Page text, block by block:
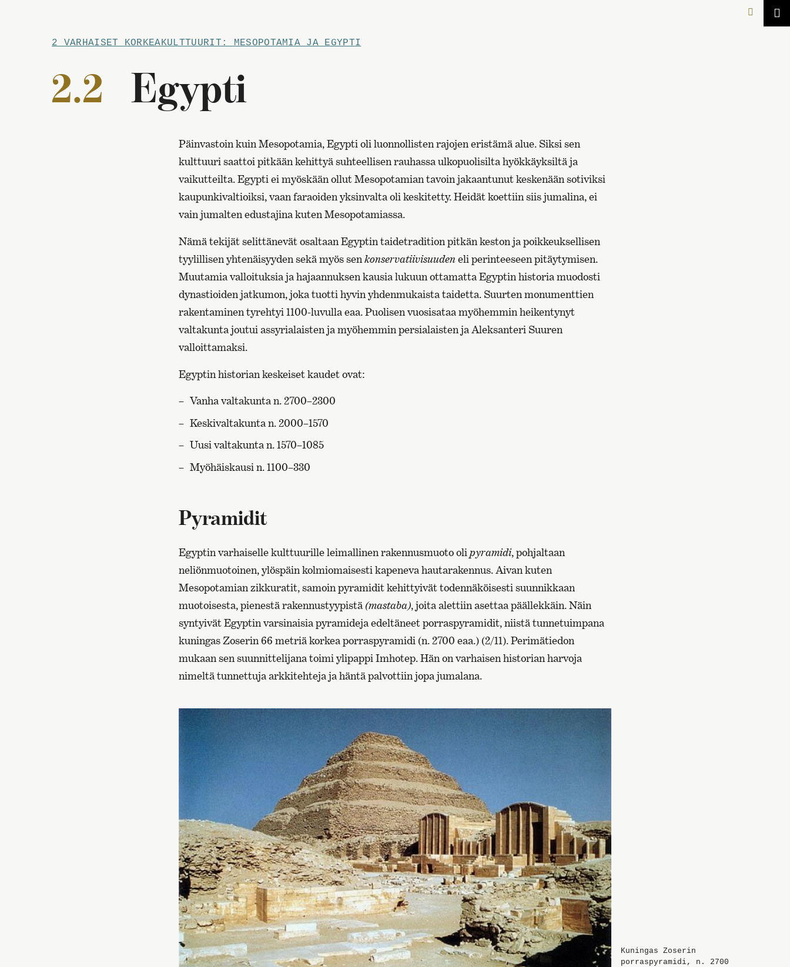
2 VARHAISET KORKEAKULTTUURIT: MESOPOTAMIA JA EGYPTI
2.2 Egypti
Päinvastoin kuin Mesopotamia, Egypti oli luonnollisten rajojen eristämä alue. Siksi sen
kulttuuri saattoi pitkään kehittyä suhteellisen rauhassa ulkopuolisilta hyökkäyksiltä ja
vaikutteilta. Egypti ei myöskään ollut Mesopotamian tavoin jakaantunut keskenään sotiviksi
kaupunkivaltioiksi, vaan faraoiden yksinvalta oli keskitetty. Heidät koettiin siis jumalina, ei
vain jumalten edustajina kuten Mesopotamiassa.
Nämä tekijät selittänevät osaltaan Egyptin taidetradition pitkän keston ja poikkeuksellisen
tyylillisen yhtenäisyyden sekä myös sen konservatiivisuudeneli perinteeseen pitäytymisen.
Muutamia valloituksia ja hajaannuksen kausia lukuun ottamatta Egyptin historia muodosti
dynastioiden jatkumon, joka tuotti hyvin yhdenmukaista taidetta. Suurten monumenttien
rakentaminen tyrehtyi 1100-luvulla eaa. Puolisen vuosisataa myöhemmin heikentynyt
valtakunta joutui assyrialaisten ja myöhemmin persialaisten ja Aleksanteri Suuren
valloittamaksi.
Egyptin historian keskeiset kaudet ovat:
Vanha valtakunta n. 2700–2300
Keskivaltakunta n. 2000–1570
Uusi valtakunta n. 1570–1085
Myöhäiskausi n. 1100–330
Pyramidit
Egyptin varhaiselle kulttuurille leimallinen rakennusmuoto oli pyramidi, pohjaltaan
neliönmuotoinen, ylöspäin kolmiomaisesti kapeneva hautarakennus. Aivan kuten
Mesopotamian zikkuratit, samoin pyramidit kehittyivät todennäköisesti suunnikkaan
muotoisesta, pienestä rakennustyypistä(mastaba), joita alettiin asettaa päällekkäin. Näin
syntyivät Egyptin varsinaisia pyramideja edeltäneet porraspyramidit, niistä tunnetuimpana
kuningas Zoserin 66 metriä korkea porraspyramidi (n. 2700 eaa.) (2/11). Perimätiedon
mukaan sen suunnittelijana toimi ylipappi Imhotep. Hän on varhaisen historian harvoja
nimeltä tunnettuja arkkitehteja ja häntä palvottiin jopa jumalana.
Kuningas Zoserin
porraspyramidi, n. 2700